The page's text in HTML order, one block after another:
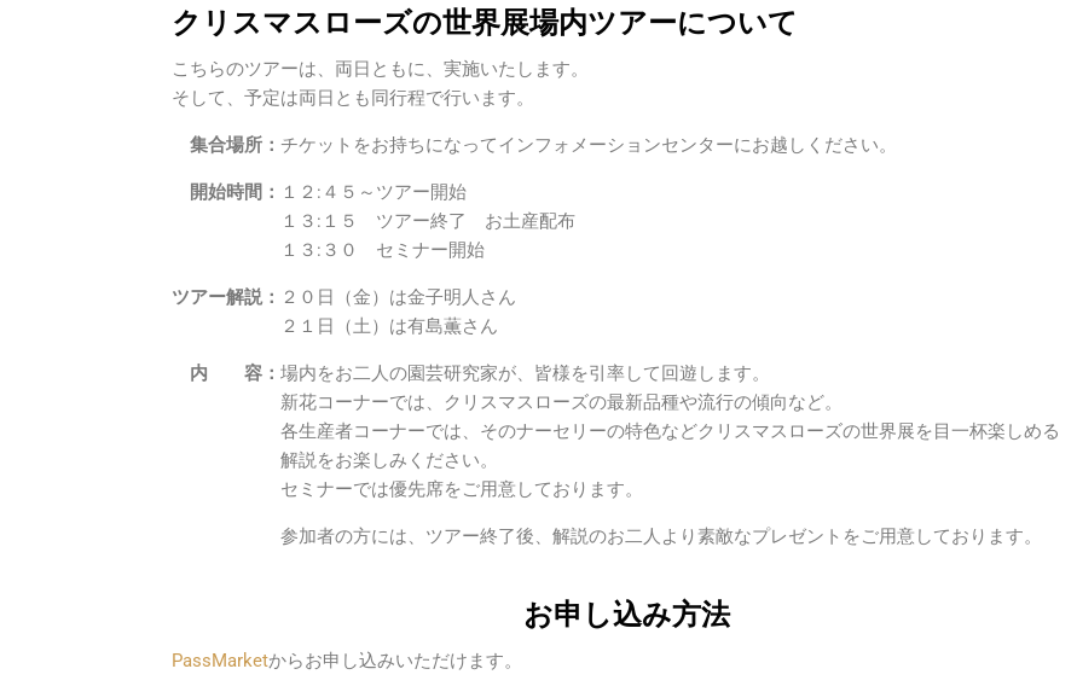
クリスマスローズの世界展場内ツアーについて
こちらのツアーは、両日ともに、実施いたします。
そして、予定は両日とも同行程で行います。
集合場所： チケットをお持ちになってインフォメーションセンターにお越しください。
開始時間： １２:４５～ツアー開始
１３:１５ ツアー終了 お土産配布
１３:３０ セミナー開始
ツアー解説： ２０日（金）は金子明人さん
２１日（土）は有島薫さん
内 容： 場内をお二人の園芸研究家が、皆様を引率して回遊します。
新花コーナーでは、クリスマスローズの最新品種や流行の傾向など。
各生産者コーナーでは、そのナーセリーの特色などクリスマスローズの世界展を目一杯楽しめる
解説をお楽しみください。
セミナーでは優先席をご用意しております。
参加者の方には、ツアー終了後、解説のお二人より素敵なプレゼントをご用意しております。
お申し込み方法
PassMarketからお申し込みいただけます。